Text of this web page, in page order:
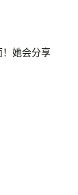
她会分享